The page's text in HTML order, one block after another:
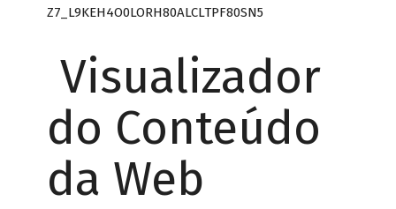
Z7_L9KEH4O0LORH80ALCLTPF80SN5
Visualizador
do Conteúdo
da Web